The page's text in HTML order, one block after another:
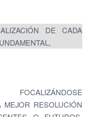
DE CADA
MEJOR RESOLUCIÓN